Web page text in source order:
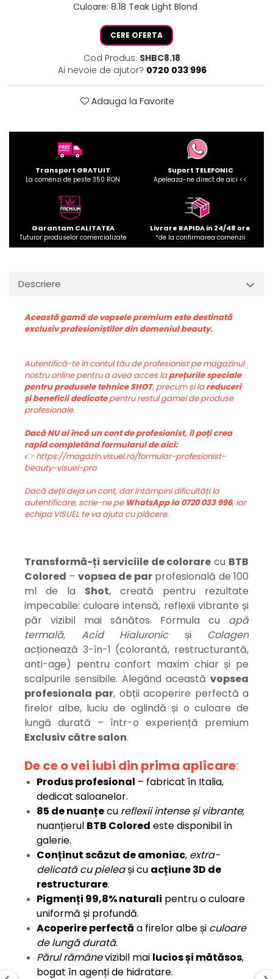
Culoare: 8.18 Teak Light Blond
CERE OFERTA
Cod Produs: SHBC8.18
Ai nevoie de ajutor? 0720 033 996
Adauga la Favorite
Transport GRATUIT
La comenzi de peste 350 RON
Suport TELEFONIC
Apeleaza-ne direct de aici <<
Garantam CALITATEA
Tuturor produselor comercializate
Livrare RAPIDA in 24/48 ore
*de la confirmarea comenzii
Descriere
Această gamă de vopsele premium este destinată
exclusiv profesioniștilor din domeniul beauty.
Autentifică-te în contul tău de profesionist pe magazinul
nostru online pentru a avea acces laprețurile speciale
pentru produsele tehnice SHOT, precum și lareduceri
și beneficii dedicatepentru restul gamei de produse
profesionale.
Dacă NU ai încă un cont de profesionist, îl poți crea
rapid completând formularul de aici:
👉 https://magazin.visuel.ro/formular-profesionist-
beauty-visuel-pro
Dacă deții deja un cont, dar întâmpini dificultăți la
autentificare, scrie-ne pe WhatsApp la 0720 033 996, iar
echipa VISUEL te va ajuta cu plăcere.
Transformă-ți serviciile de colorare cu BTB
Colored – vopsea de parprofesională de 100
ml de la Shot, creată pentru rezultate
impecabile: culoare intensă, reflexii vibrante și
păr vizibil mai sănătos. Formula cu apă
termală, Acid Hialuronicși Colagen
acționează 3-în-1 (colorantă, restructurantă,
anti-age) pentru confort maxim chiar și pe
scalpurile sensibile. Alegând această vopsea
profesionala par, obții acoperire perfectă a
firelor albe, luciu de oglindă și o culoare de
lungă durată – într-o experiență premium
Exclusiv către salon.
De ce o vei iubi din prima aplicare:
Produs profesional – fabricat în Italia,
dedicat saloanelor.
85 de nuanțecu reflexii intense și vibrante;
nuanțierul BTB Colored este disponibil în
galerie.
Conținut scăzut de amoniac, extra-
delicată cu pieleași cu acțiune 3D de
restructurare.
Pigmenți 99,8% naturali pentru o culoare
uniformă și profundă.
Acoperire perfectă a firelor albe și culoare
de lungă durată.
Părul rămânevizibil mai lucios și mătăsos,
bogat în agenți de hidratare.